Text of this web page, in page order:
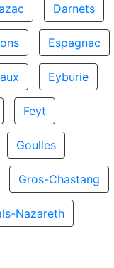
Darnets
Espagnac
Eyburie
Feyt
Goulles
Gros-Chastang
Nazareth